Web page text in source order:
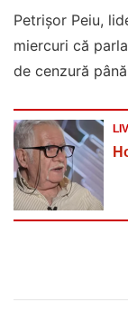
Petrișor Peiu,
miercuri că
de cenzură